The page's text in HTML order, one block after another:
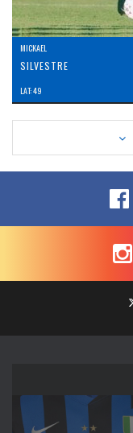
MICKAEL
SILVESTRE
LAT: 49